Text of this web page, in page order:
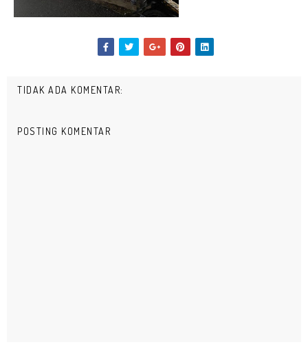
TIDAK ADA KOMENTAR:
POSTING KOMENTAR